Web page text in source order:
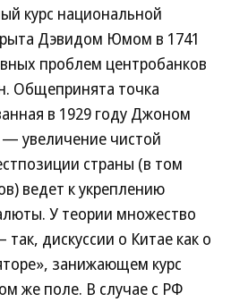
курс национальной
Дэвидом Юмом в 1741
проблем центробанков
Общепринята точка
в 1929 году Джоном
увеличение чистой
страны (в том
ведет к укреплению
У теории множество
дискуссии о Китае как о
занижающем курс
же поле. В случае с РФ